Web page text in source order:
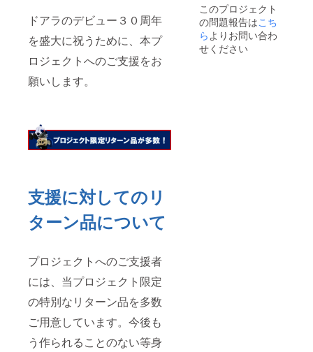
ドアラのデビュー３０周年
を盛大に祝うために、本プ
ロジェクトへのご支援をお
願いします。
支援に対してのリ
ターン品について
プロジェクトへのご支援者
には、当プロジェクト限定
の特別なリターン品を多数
ご用意しています。今後も
う作られることのない等身
者名(フ
ルネー
ム)掲
載・サ
イズ大
このプロジェクト
の問題報告はこち
ら よりお問い合わ
せください